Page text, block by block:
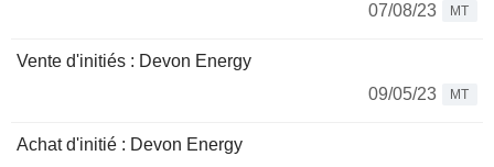
07/08/23
MT
Vente d'initiés : Devon Energy
09/05/23
MT
Achat d'initié : Devon Energy